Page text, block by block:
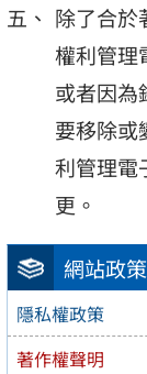
網站政策
隱私權政策
著作權聲明
除了合於
權利管理
或者因為
要移除或
利管理電
更。